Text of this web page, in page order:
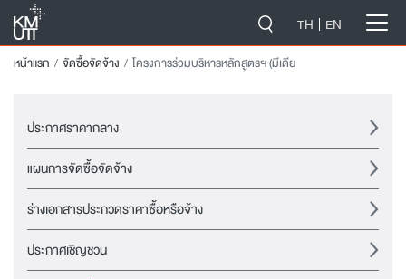
TH EN
หน้าแรก จัดซื้อจัดจ้าง โครงการร่วมบริหารหลักสูตรฯ (มีเดีย
ประกาศราคากลาง
แผนการจัดซื้อจัดจ้าง
ร่างเอกสารประกวดราคาซื้อหรือจ้าง
ประกาศเชิญชวน